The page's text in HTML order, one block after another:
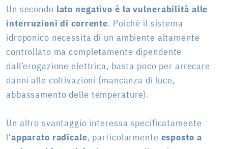
Un secondo lato negativo è la vulnerabilità alle
interruzioni di corrente. Poiché il sistema
idroponico necessita di un ambiente altamente
controllato ma completamente dipendente
dall’erogazione elettrica, basta poco per arrecare
danni alle coltivazioni (mancanza di luce,
abbassamento delle temperature).
Un altro svantaggio interessa specificatamente
l’apparato radicale, particolarmente esposto a